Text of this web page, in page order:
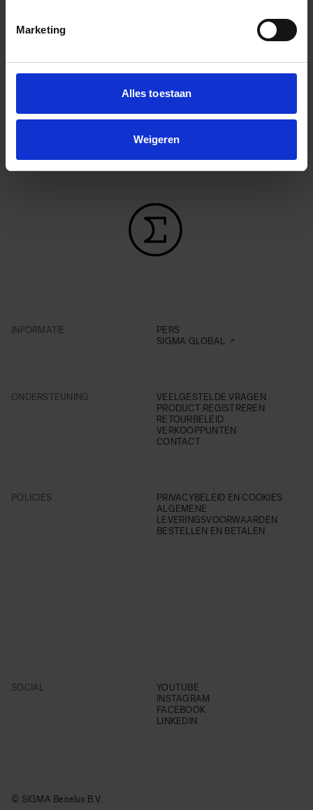
Marketing
Alles toestaan
Weigeren
INFORMATIE
PERS
SIGMA GLOBAL
ONDERSTEUNING
VEELGESTELDE VRAGEN
PRODUCT REGISTREREN
RETOURBELEID
VERKOOPPUNTEN
CONTACT
POLICIES
PRIVACYBELEID EN COOKIES
ALGEMENE
LEVERINGSVOORWAARDEN
BESTELLEN EN BETALEN
SOCIAL
YOUTUBE
INSTAGRAM
FACEBOOK
LINKEDIN
© SIGMA Benelux B.V.